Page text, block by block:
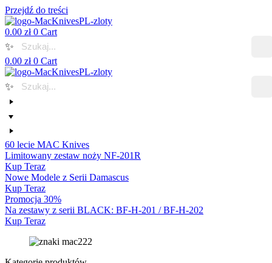
Przejdź do treści
0.00 zł 0 Cart
✨
0.00 zł 0 Cart
✨
60 lecie MAC Knives
Limitowany zestaw noży NF-201R
Kup Teraz
Nowe Modele z Serii Damascus
Kup Teraz
Promocja 30%
Na zestawy z serii BLACK: BF-H-201 / BF-H-202
Kup Teraz